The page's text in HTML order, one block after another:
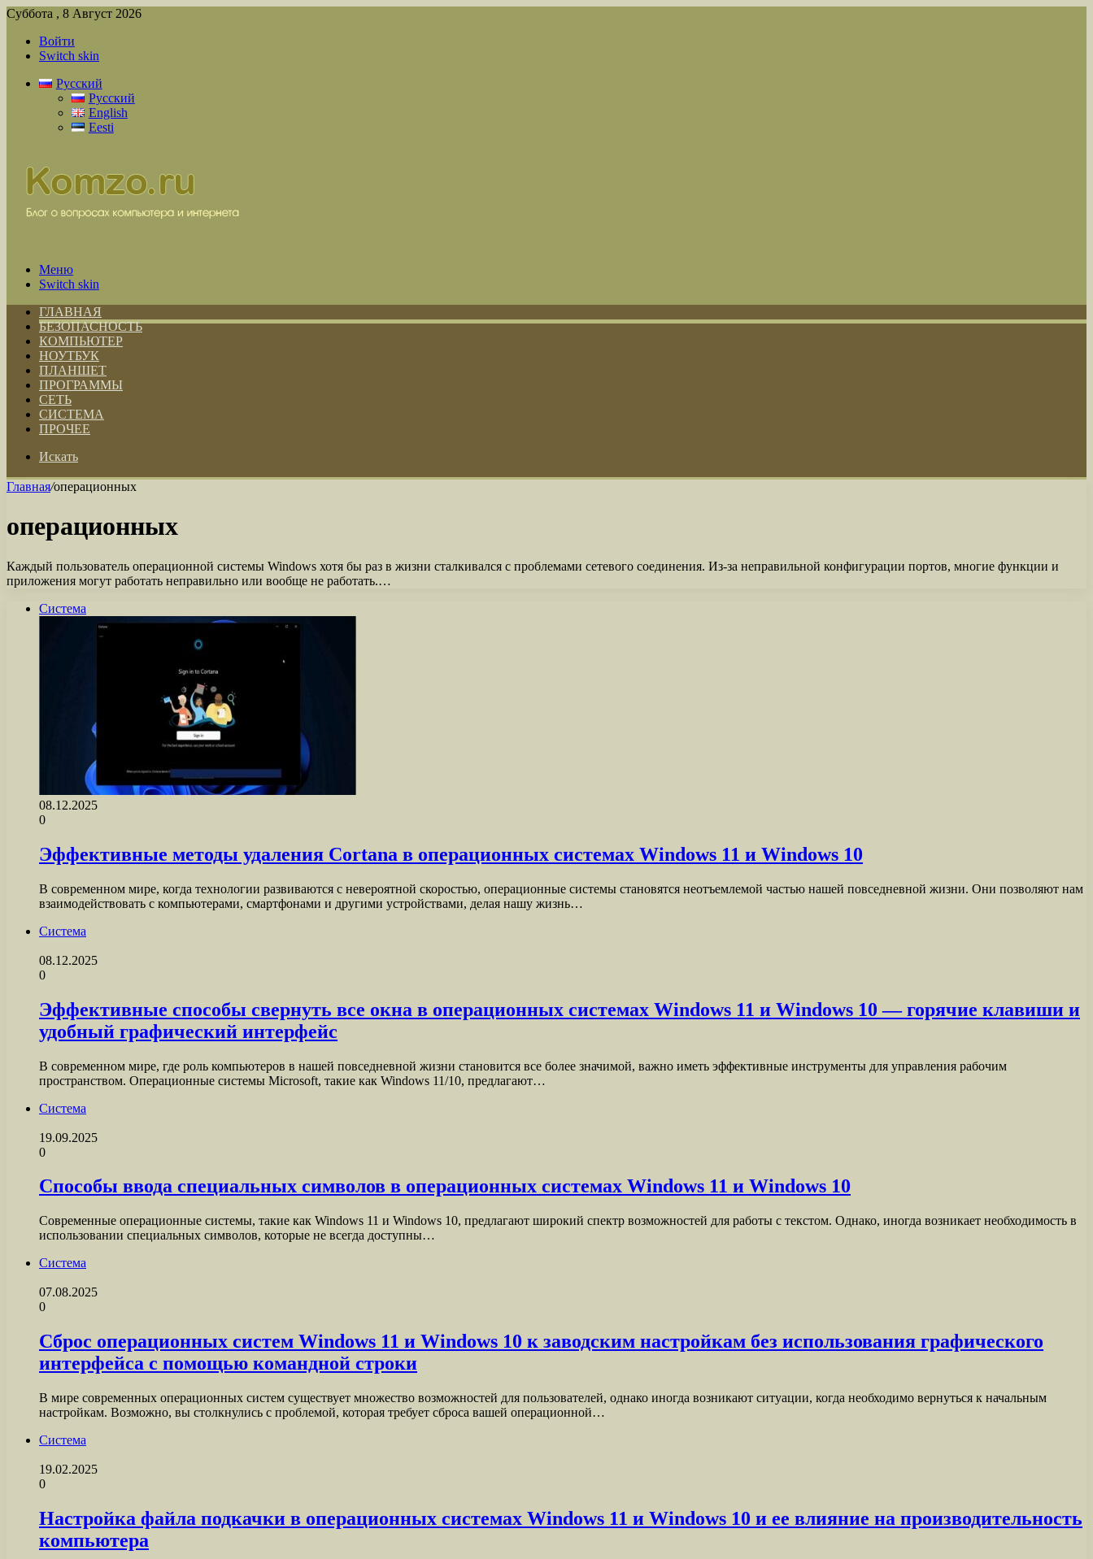
Суббота , 8 Август 2026
Войти
Switch skin
Русский
Русский
English
Eesti
Меню
Switch skin
ГЛАВНАЯ
БЕЗОПАСНОСТЬ
КОМПЬЮТЕР
НОУТБУК
ПЛАНШЕТ
ПРОГРАММЫ
СЕТЬ
СИСТЕМА
ПРОЧЕЕ
Искать
Главная/операционных
операционных
Каждый пользователь операционной системы Windows хотя бы раз в жизни сталкивался с проблемами сетевого соединения. Из-за неправильной конфигурации портов, многие функции и
приложения могут работать неправильно или вообще не работать.…
Система
08.12.2025
0
Эффективные методы удаления Cortana в операционных системах Windows 11 и Windows 10
В современном мире, когда технологии развиваются с невероятной скоростью, операционные системы становятся неотъемлемой частью нашей повседневной жизни. Они позволяют нам
взаимодействовать с компьютерами, смартфонами и другими устройствами, делая нашу жизнь…
Система
08.12.2025
0
Эффективные способы свернуть все окна в операционных системах Windows 11 и Windows 10 — горячие клавиши и
удобный графический интерфейс
В современном мире, где роль компьютеров в нашей повседневной жизни становится все более значимой, важно иметь эффективные инструменты для управления рабочим
пространством. Операционные системы Microsoft, такие как Windows 11/10, предлагают…
Система
19.09.2025
0
Способы ввода специальных символов в операционных системах Windows 11 и Windows 10
Современные операционные системы, такие как Windows 11 и Windows 10, предлагают широкий спектр возможностей для работы с текстом. Однако, иногда возникает необходимость в
использовании специальных символов, которые не всегда доступны…
Система
07.08.2025
0
Сброс операционных систем Windows 11 и Windows 10 к заводским настройкам без использования графического
интерфейса с помощью командной строки
В мире современных операционных систем существует множество возможностей для пользователей, однако иногда возникают ситуации, когда необходимо вернуться к начальным
настройкам. Возможно, вы столкнулись с проблемой, которая требует сброса вашей операционной…
Система
19.02.2025
0
Настройка файла подкачки в операционных системах Windows 11 и Windows 10 и ее влияние на производительность
компьютера